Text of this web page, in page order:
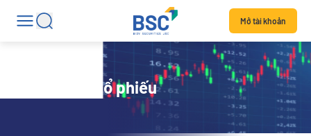
Mở tài khoản
Tin tức mã cổ phiếu